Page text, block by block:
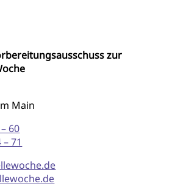
zur
Main
60
71